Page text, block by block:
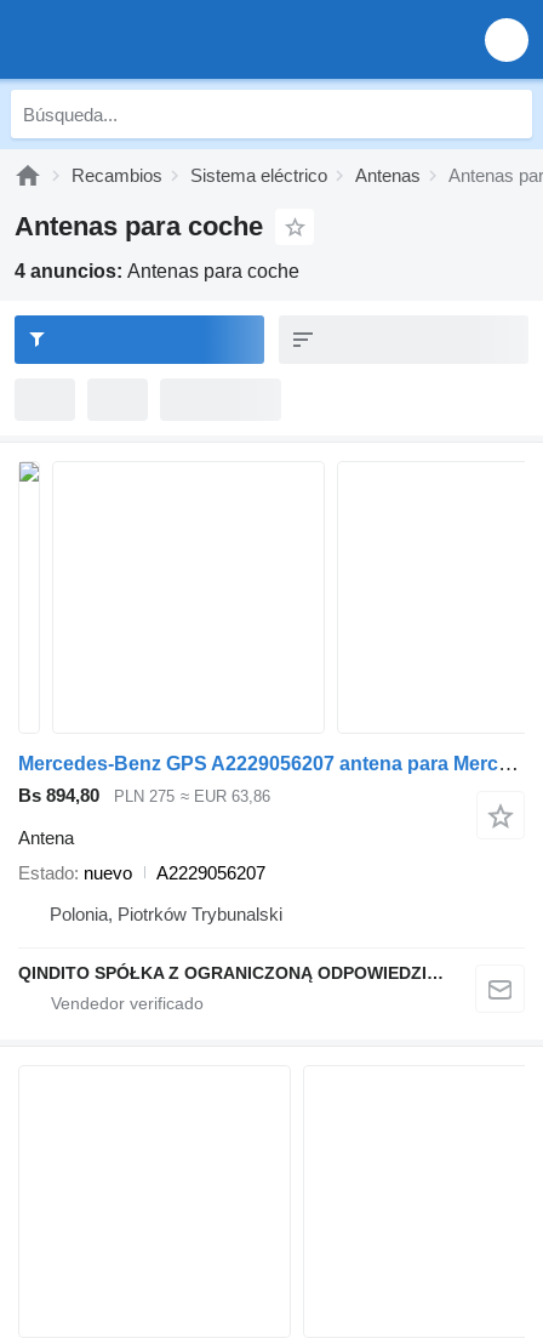
Recambios Sistema eléctrico Antenas Antenas
Antenas para coche
4 anuncios: Antenas para coche
Mercedes-Benz GPS A2229056207 antena para Mercedes-Benz GLE GL CLA SLC SLK S-KLASA B-KLAS coche
Bs 894,80 PLN 275 ≈ EUR 63,86
Antena
Estado nuevo
A2229056207
Polonia, Piotrków Trybunalski
QINDITO SPÓŁKA Z OGRANICZONĄ ODPOWIEDZIALNOŚCIĄ